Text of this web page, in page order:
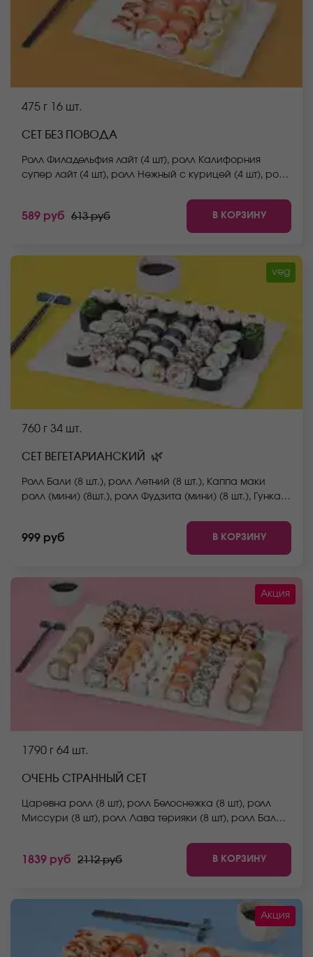
475 г 16 шт.
СЕТ БЕЗ ПОВОДА
Ролл Филадельфия лайт (4 шт), ролл Калифорния
супер лайт (4 шт), ролл Нежный с курицей (4 шт), ролл
соевый соус. Они не входят в стоимость заказа.
*Внешний вид блюда может отличаться от фото на
589 руб 613 руб В КОРЗИНУ
veg
760 г 34 шт.
СЕТ ВЕГЕТАРИАНСКИЙ 🌿
Ролл Бали (8 шт.), ролл Летний (8 шт.), Каппа маки
ролл (мини) (8шт.), ролл Фудзита (мини) (8 шт.), Гункан
соевый соус. Они не входят в стоимость заказа.
*Внешний вид блюда может отличаться от фото на
999 руб В КОРЗИНУ
Акция
1790 г 64 шт.
ОЧЕНЬ СТРАННЫЙ СЕТ
Царевна ролл (8 шт), ролл Белоснежка (8 шт), ролл
Миссури (8 шт), ролл Лава терияки (8 шт), ролл Бали
Сицилия (8 шт). *Не забудьте заказать имбирь,
васаби и соевый соус. Они не входят в стоимость
заказа. *Внешний вид блюда может отличаться от
1839 руб 2112 руб В КОРЗИНУ
Акция